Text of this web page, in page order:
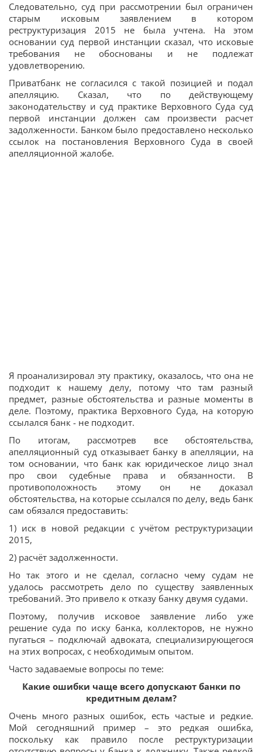
Следовательно, суд при рассмотрении был ограничен
старым исковым заявлением в котором
реструктуризация 2015 не была учтена. На этом
основании суд первой инстанции сказал, что исковые
требования не обоснованы и не подлежат
удовлетворению.
Приватбанк не согласился с такой позицией и подал
апелляцию. Сказал, что по действующему
законодательству и суд практике Верховного Суда суд
первой инстанции должен сам произвести расчет
задолженности. Банком было предоставлено несколько
ссылок на постановления Верховного Суда в своей
апелляционной жалобе.
Я проанализировал эту практику, оказалось, что она не
подходит к нашему делу, потому что там разный
предмет, разные обстоятельства и разные моменты в
деле. Поэтому, практика Верховного Суда, на которую
ссылался банк - не подходит.
По итогам, рассмотрев все обстоятельства,
апелляционный суд отказывает банку в апелляции, на
том основании, что банк как юридическое лицо знал
про свои судебные права и обязанности. В
противоположность этому он не доказал
обстоятельства, на которые ссылался по делу, ведь банк
сам обязался предоставить:
1) иск в новой редакции с учётом реструктуризации
2015,
2) расчёт задолженности.
Но так этого и не сделал, согласно чему судам не
удалось рассмотреть дело по существу заявленных
требований. Это привело к отказу банку двумя судами.
Поэтому, получив исковое заявление либо уже
решение суда по иску банка, коллекторов, не нужно
пугаться – подключай адвоката, специализирующегося
на этих вопросах, с необходимым опытом.
Часто задаваемые вопросы по теме:
Какие ошибки чаще всего допускают банки по
кредитным делам?
Очень много разных ошибок, есть частые и редкие.
Мой сегодняшний пример – это редкая ошибка,
поскольку как правило после реструктуризации